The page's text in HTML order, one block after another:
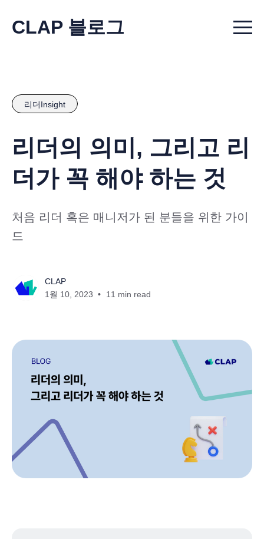
CLAP 블로그 Menu
리더Insight
리더의 의미, 그리고 리
더가 꼭 해야 하는 것
처음 리더 혹은 매니저가 된 분들을 위한 가이
드
CLAP
1월 10, 2023
11 min read